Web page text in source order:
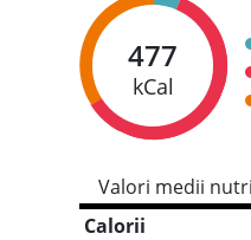
477
kCal
Valori medii
Calorii